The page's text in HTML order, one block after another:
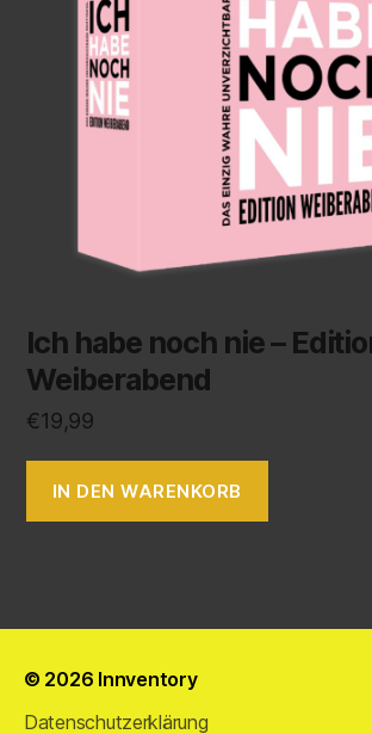
Ich habe noch nie –
Weiberabend
€19,99
IN DEN WARENKORB
© 2026 Innventory
Datenschutzerklärung